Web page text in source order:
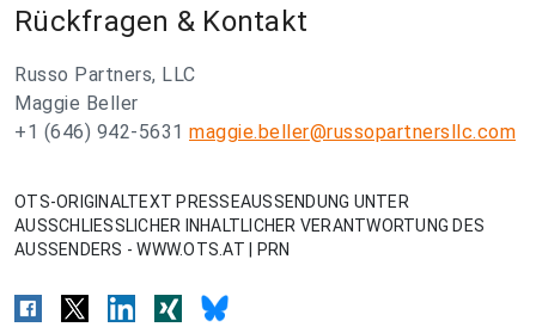
Rückfragen & Kontakt
Russo Partners, LLC
Maggie Beller
+1 (646) 942-5631 maggie.beller@russopartnersllc.com
OTS-ORIGINALTEXT PRESSEAUSSENDUNG UNTER
AUSSCHLIESSLICHER INHALTLICHER VERANTWORTUNG DES
AUSSENDERS - WWW.OTS.AT | PRN